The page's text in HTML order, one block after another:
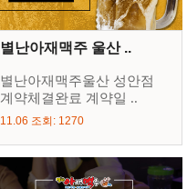
별난아재맥주 울산 ..
별난아재맥주울산 성안점
계약체결완료 계약일 ..
11.06 조회: 1270